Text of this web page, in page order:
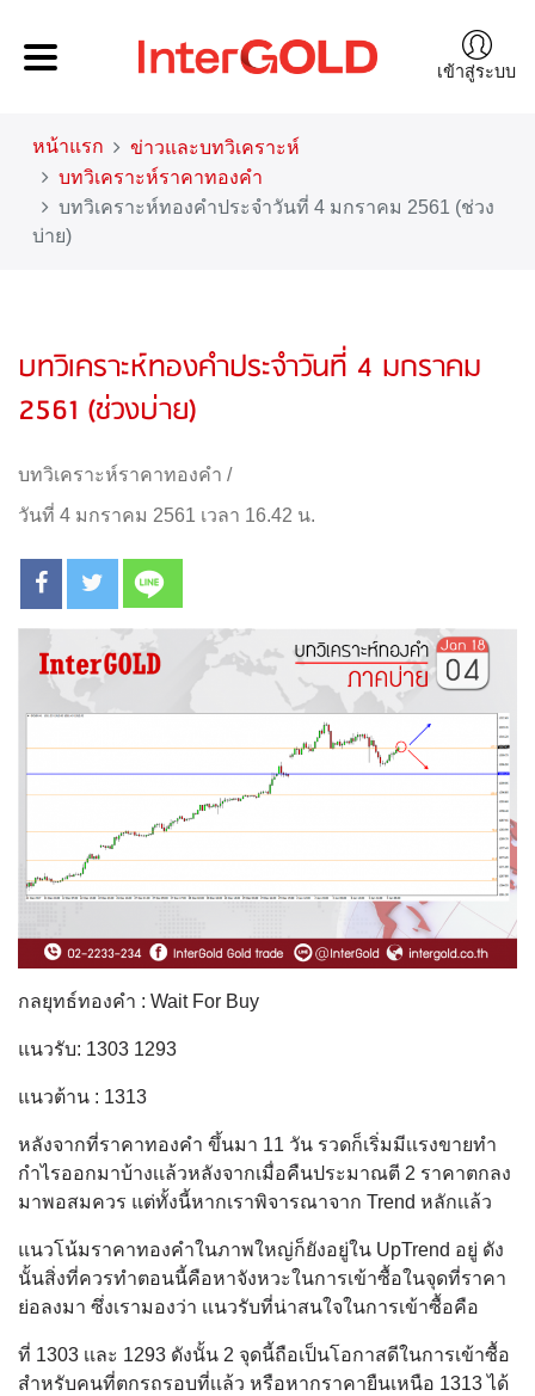
เข้าสู่ระบบ
หน้าแรก
ข่าวและบทวิเคราะห์
บทวิเคราะห์ราคาทองคำ
บทวิเคราะห์ทองคำประจำวันที่ 4 มกราคม 2561 (ช่วง
บ่าย)
บทวิเคราะห์ทองคำประจำวันที่ 4 มกราคม
2561 (ช่วงบ่าย)
บทวิเคราะห์ราคาทองคำ /
วันที่ 4 มกราคม 2561 เวลา 16.42 น.
กลยุทธ์ทองคำ : Wait For Buy
แนวรับ: 1303 1293
แนวต้าน : 1313
หลังจากที่ราคาทองคำ ขึ้นมา 11 วัน รวดก็เริ่มมีเเรงขายทำ
กำไรออกมาบ้างเเล้วหลังจากเมื่อคืนประมาณตี 2 ราคาตกลง
มาพอสมควร แต่ทั้งนี้หากเราพิจารณาจาก Trend หลักเเล้ว
แนวโน้มราคาทองคำในภาพใหญ่ก็ยังอยู่ใน UpTrend อยู่ ดัง
นั้นสิ่งที่ควรทำตอนนี้คือหาจังหวะในการเข้าซื้อในจุดที่ราคา
ย่อลงมา ซึ่งเรามองว่า เเนวรับที่น่าสนใจในการเข้าซื้อคือ
ที่ 1303 เเละ 1293 ดังนั้น 2 จุดนี้ถือเป็นโอกาสดีในการเข้าซื้อ
สำหรับคนที่ตกรถรอบที่เเล้ว หรือหากราคายืนเหนือ 1313 ได้